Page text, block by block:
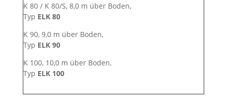
K 80 / K 80/S, 8,0 m über Boden,
Typ ELK 80
K 90, 9,0 m über Boden,
Typ ELK 90
K 100, 10,0 m über Boden,
Typ ELK 100